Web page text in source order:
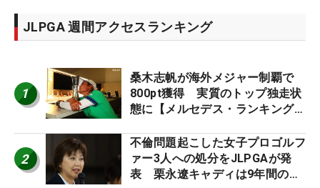
JLPGA 週間アクセスランキング
1
桑木志帆が海外メジャー制覇で
800pt獲得 実質のトップ独走状
態に【メルセデス・ランキング番
2
不倫問題起こした女子プロゴルフ
ァー3人への処分をJLPGAが発
表 栗永遼キャディは9年間の立